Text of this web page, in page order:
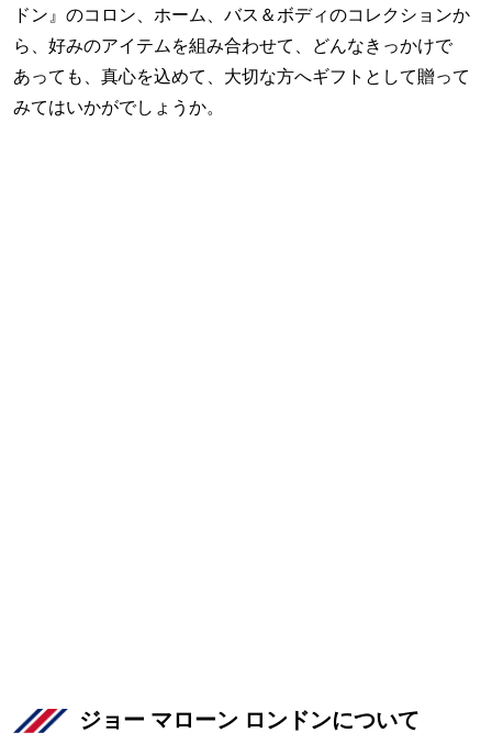
ドン』のコロン、ホーム、バス＆ボディのコレクションか
ら、好みのアイテムを組み合わせて、どんなきっかけで
あっても、真心を込めて、大切な方へギフトとして贈って
みてはいかがでしょうか。
ジョー マローン ロンドンについて